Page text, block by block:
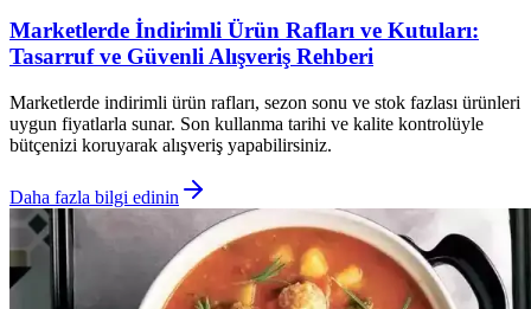
Marketlerde İndirimli Ürün Rafları ve Kutuları:
Tasarruf ve Güvenli Alışveriş Rehberi
Marketlerde indirimli ürün rafları, sezon sonu ve stok fazlası ürünleri
uygun fiyatlarla sunar. Son kullanma tarihi ve kalite kontrolüyle
bütçenizi koruyarak alışveriş yapabilirsiniz.
Daha fazla bilgi edinin